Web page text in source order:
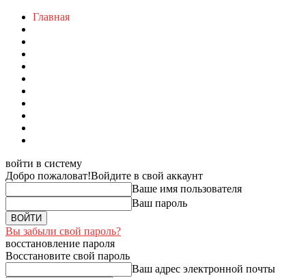
Главная
войти в систему
Добро пожаловат!Войдите в свой аккаунт
Ваше имя пользователя
Ваш пароль
Вы забыли свой пароль?
восстановление пароля
Восстановите свой пароль
Ваш адрес электронной почты